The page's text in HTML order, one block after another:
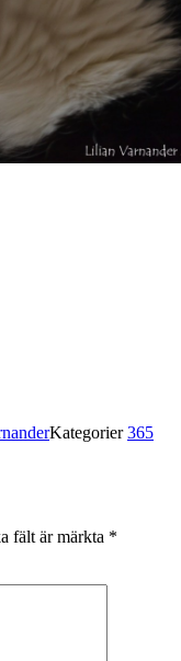
Kategorier365
fält är märkta *